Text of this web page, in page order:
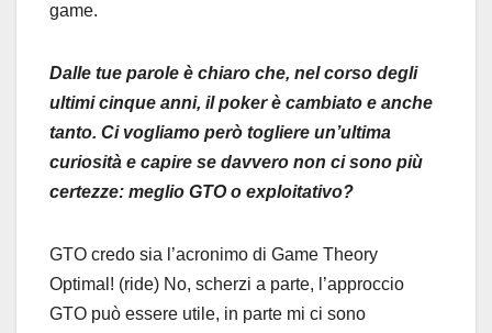
game.
Dalle tue parole è chiaro che, nel corso degli
ultimi cinque anni, il poker è cambiato e anche
tanto. Ci vogliamo però togliere un’ultima
curiosità e capire se davvero non ci sono più
certezze: meglio GTO o exploitativo?
GTO credo sia l’acronimo di Game Theory
Optimal! (ride) No, scherzi a parte, l’approccio
GTO può essere utile, in parte mi ci sono